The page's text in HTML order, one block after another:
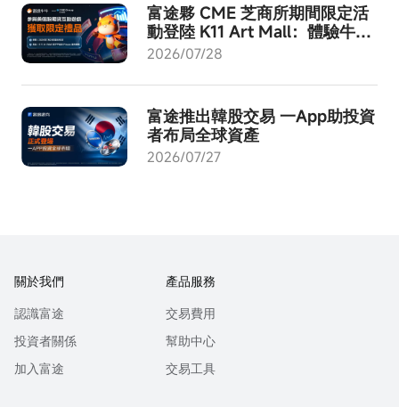
富途夥 CME 芝商所期間限定活
動登陸 K11 Art Mall：體驗牛牛
AI - 成就交易進化！
2026/07/28
富途推出韓股交易 一App助投資
者布局全球資產
2026/07/27
關於我們
認識富途
投資者關係
加入富途
產品服務
交易費用
幫助中心
交易工具